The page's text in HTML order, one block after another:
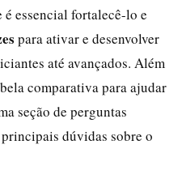
essencial fortalecê-lo e
para ativar e desenvolver
até avançados. Além
comparativa para ajudar
seção de perguntas
dúvidas sobre o